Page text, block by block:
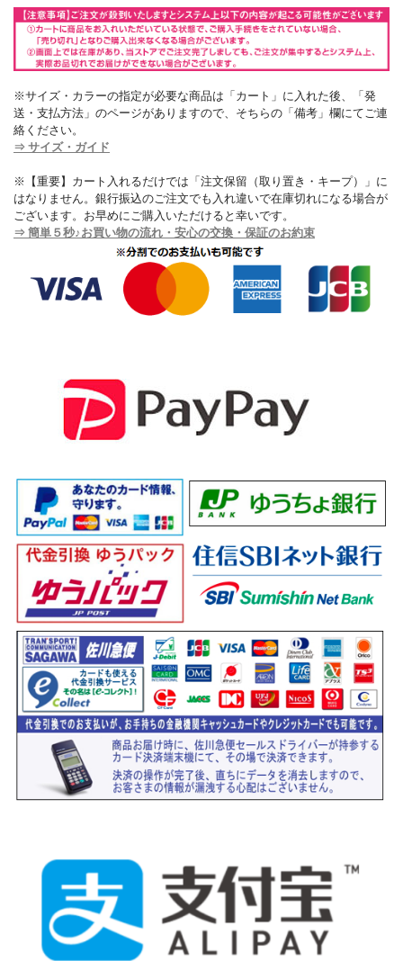
※サイズ・カラーの指定が必要な商品は「カート」に入れた後、「発
送・支払方法」のページがありますので、そちらの「備考」欄にてご連
絡ください。
⇒ サイズ・ガイド
※【重要】カート入れるだけでは「注文保留（取り置き・キープ）」に
はなりません。銀行振込のご注文でも入れ違いで在庫切れになる場合が
ございます。お早めにご購入いただけると幸いです。
⇒ 簡単５秒♪お買い物の流れ・安心の交換・保証のお約束